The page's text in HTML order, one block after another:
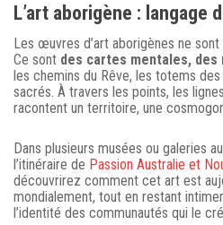
L’art aborigène : langage
Les œuvres d’art aborigènes ne
Ce sont des cartes mentales,
les chemins du Rêve, les totems
sacrés. À travers les points, les
racontent un territoire, une
Dans plusieurs musées ou galeries
l’itinéraire de Passion Australie et
découvrirez comment cet art est
mondialement, tout en restant
l’identité des communautés qui le